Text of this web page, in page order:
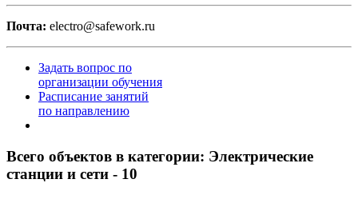
Почта: electro@safework.ru
Задать вопрос по
организации обучения
Расписание занятий
по направлению
Всего объектов в категории: Электрические
станции и сети - 10